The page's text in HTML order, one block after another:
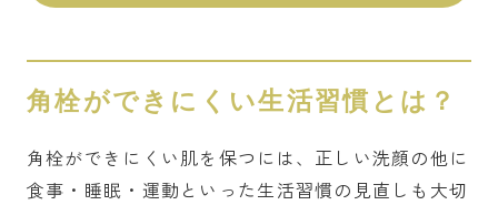
角栓ができにくい生活習慣とは？
角栓ができにくい肌を保つには、正しい洗顔の他に
食事・睡眠・運動といった生活習慣の見直しも大切